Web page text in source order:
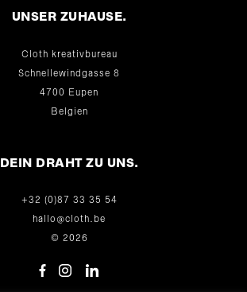
UNSER ZUHAUSE.
Cloth kreativbureau
Schnellewindgasse 8
4700 Eupen
Belgien
DEIN DRAHT ZU UNS.
+32 (0)87 33 35 54
hallo@cloth.be
© 2026